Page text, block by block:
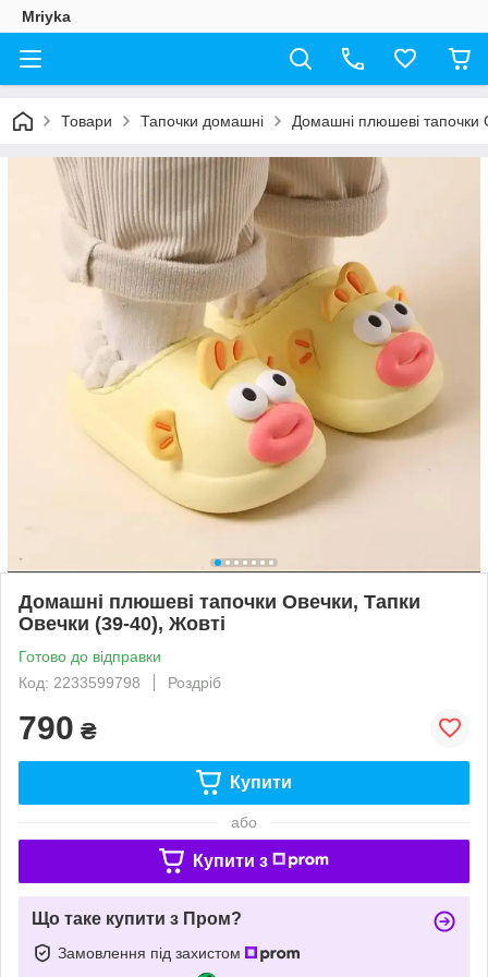
Mriyka
Товари Тапочки домашні Домашні плюшеві тапочки
Домашні плюшеві тапочки Овечки, Тапки
Овечки (39-40), Жовті
Готово до відправки
Код: 2233599798
Роздріб
790 ₴
Купити
або
Купити з
Що таке купити з Пром?
Замовлення під захистом